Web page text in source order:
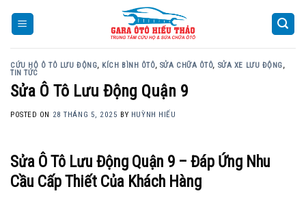
CỨU HỘ Ô TÔ LƯU ĐỘNG, KÍCH BÌNH ÔTÔ, SỬA CHỮA ÔTÔ, SỬA XE LƯU ĐỘNG,
TIN TỨC
Sửa Ô Tô Lưu Động Quận 9
POSTED ON 28 THÁNG 5, 2025 BY HUỲNH HIẾU
Sửa Ô Tô Lưu Động Quận 9 – Đáp Ứng Nhu
Cầu Cấp Thiết Của Khách Hàng